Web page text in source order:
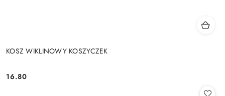
KOSZ WIKLINOWY KOSZYCZEK
Cena:
16.80